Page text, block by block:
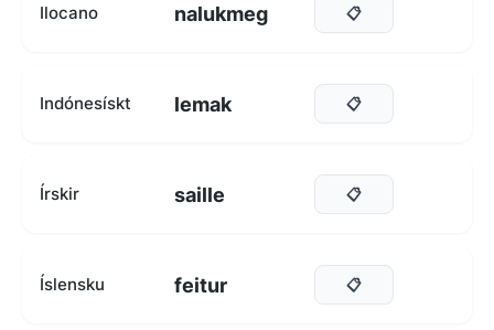
Ilocano nalukmeg 📋
Indónesískt lemak 📋
Írskir saille 📋
Íslensku feitur 📋